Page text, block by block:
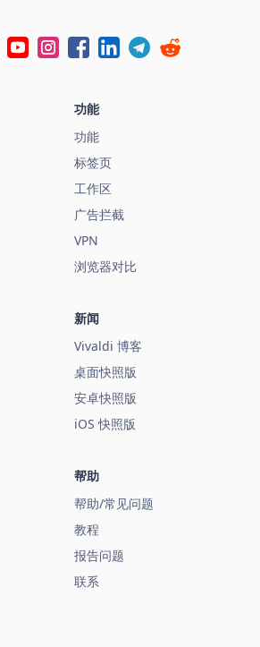
功能
功能
标签页
工作区
广告拦截
VPN
浏览器对比
新闻
Vivaldi 博客
桌面快照版
安卓快照版
iOS 快照版
帮助
帮助/常见问题
教程
报告问题
联系